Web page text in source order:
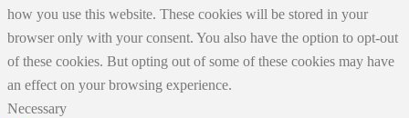
how you use this website. These cookies will be stored in your
browser only with your consent. You also have the option to opt-out
of these cookies. But opting out of some of these cookies may have
an effect on your browsing experience.
Necessary